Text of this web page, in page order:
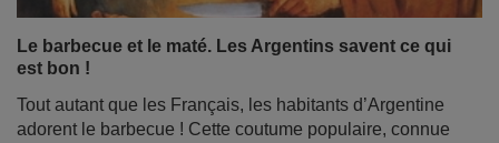
Le barbecue et le maté. Les Argentins savent ce qui
est bon !
Tout autant que les Français, les habitants d’Argentine
adorent le barbecue ! Cette coutume populaire, connue